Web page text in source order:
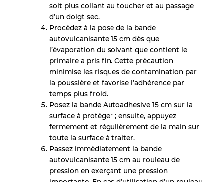
soit plus collant au toucher et au passage
d’un doigt sec.
Procédez à la pose de la bande
autovulcanisante 15 cm dès que
l’évaporation du solvant que contient le
primaire a pris fin. Cette précaution
minimise les risques de contamination par
la poussière et favorise l’adhérence par
temps plus froid.
Posez la bande Autoadhesive 15 cm sur la
surface à protéger ; ensuite, appuyez
fermement et régulièrement de la main sur
toute la surface à traiter.
Passez immédiatement la bande
autovulcanisante 15 cm au rouleau de
pression en exerçant une pression